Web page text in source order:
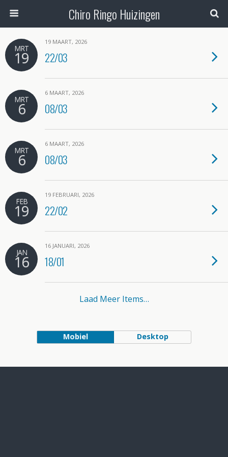
Chiro Ringo Huizingen
MRT
19
19 MAART, 2026
22/03
MRT
6
6 MAART, 2026
08/03
MRT
6
6 MAART, 2026
08/03
FEB
19
19 FEBRUARI, 2026
22/02
JAN
16
16 JANUARI, 2026
18/01
Laad Meer Items…
Mobiel Desktop